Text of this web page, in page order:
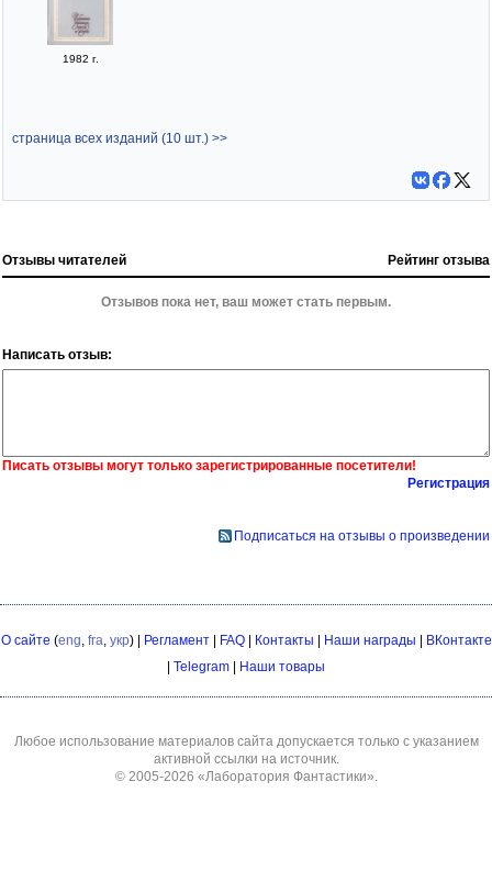
1982 г.
страница всех изданий (10 шт.) >>
Отзывы читателей Рейтинг отзыва
Отзывов пока нет, ваш может стать первым.
Написать отзыв:
Писать отзывы могут только зарегистрированные посетители!
Регистрация
Подписаться на отзывы о произведении
О сайте (eng fra укр) | Регламент| FAQ| Контакты | Наши награды | ВКонтакте
| Telegram | Наши товары
Любое использование материалов сайта допускается только с указанием
активной ссылки на источник.
© 2005-2026 «Лаборатория Фантастики»